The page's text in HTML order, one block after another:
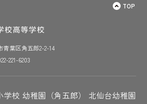
TOP
青葉区角五郎2-2-14
221-6203
学校 幼稚園（角五郎） 北仙台幼稚園